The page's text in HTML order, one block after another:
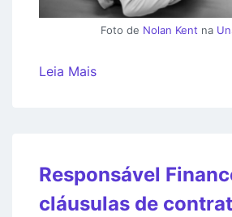
Foto de Nolan Kent na
Leia Mais
Responsável
cláusulas de